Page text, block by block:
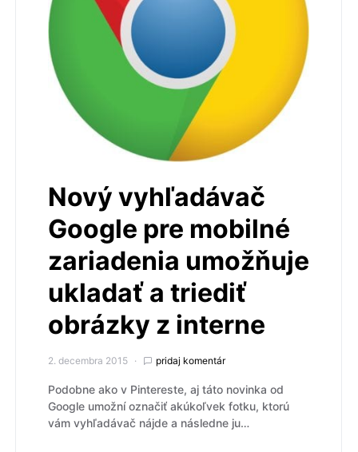
Nový vyhľadávač
Google pre mobilné
zariadenia umožňuje
ukladať a triediť
obrázky z interne
2. decembra 2015 pridaj komentár
Podobne ako v Pintereste, aj táto novinka od
Google umožní označiť akúkoľvek fotku, ktorú
vám vyhľadávač nájde a následne ju…